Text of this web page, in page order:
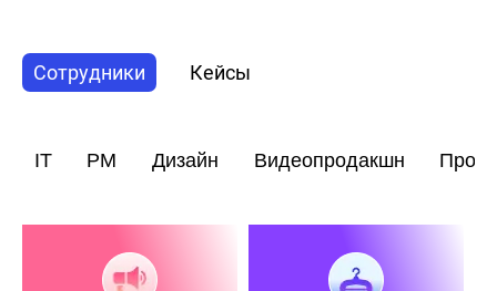
Сотрудники Кейсы
IT PM Дизайн Видеопродакшн